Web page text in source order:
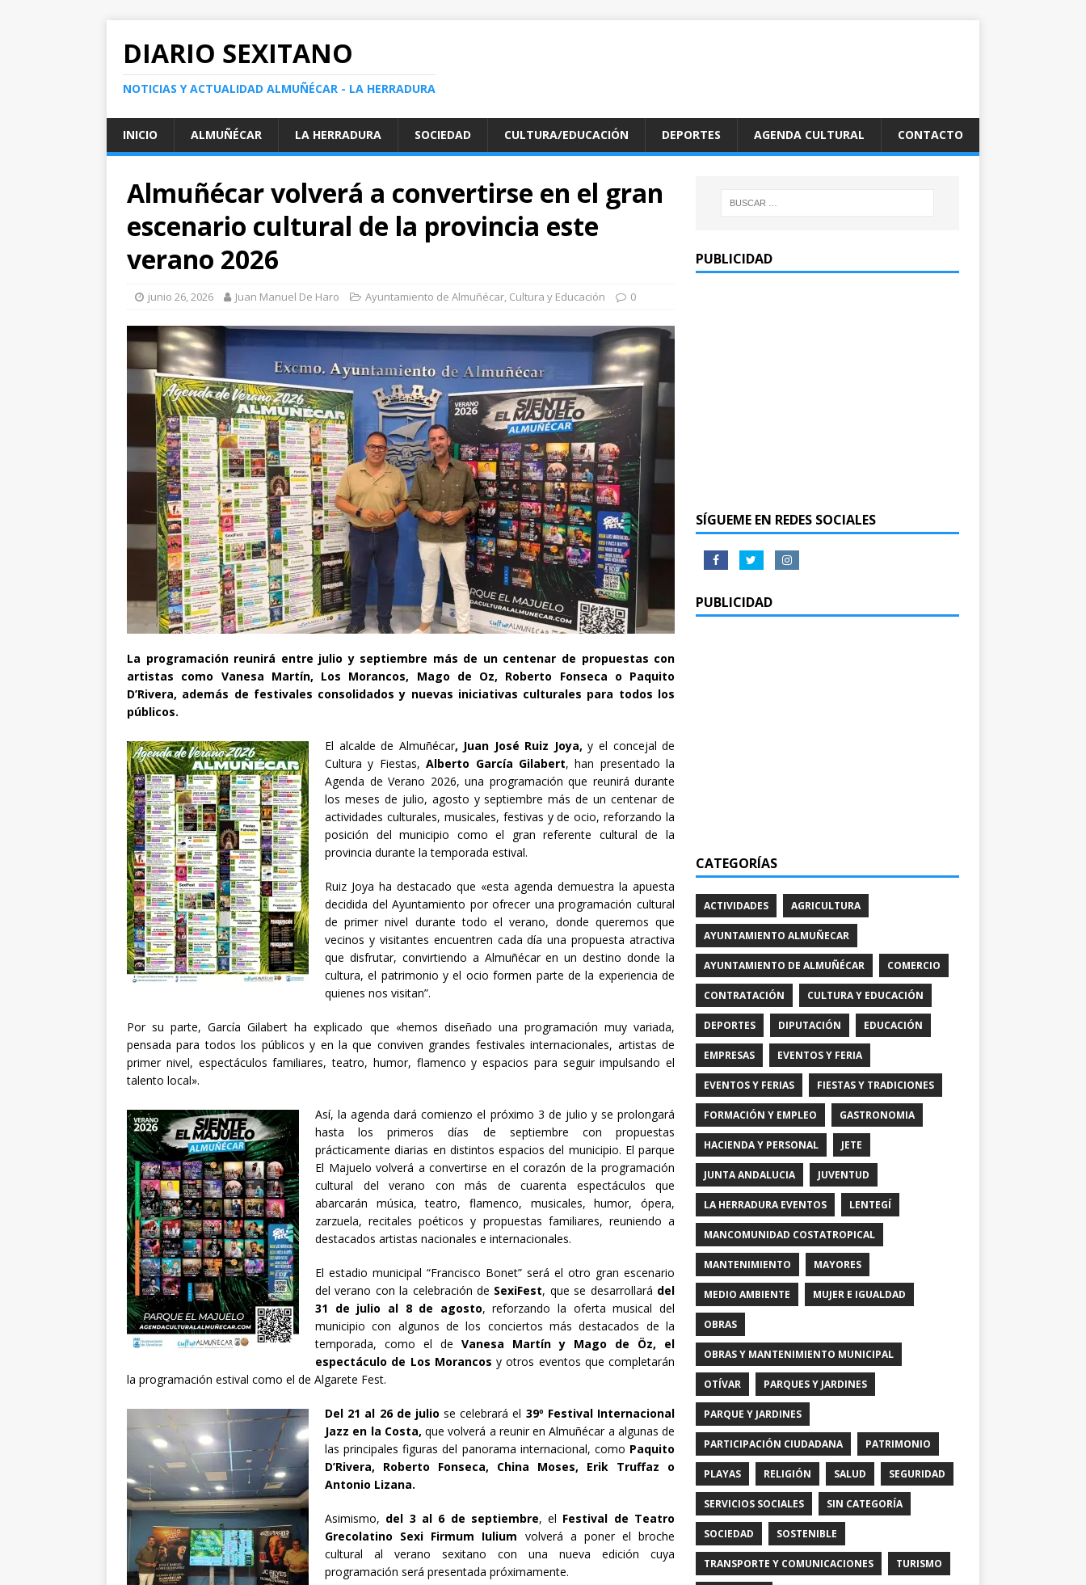
DIARIO SEXITANO
NOTICIAS Y ACTUALIDAD ALMUÑÉCAR - LA HERRADURA
INICIO ALMUÑÉCAR LA HERRADURA SOCIEDAD CULTURA/EDUCACIÓN DEPORTES AGENDA CULTURAL CONTACTO
Almuñécar volverá a convertirse en el gran
escenario cultural de la provincia este
verano 2026
junio 26, 2026 Juan Manuel De Haro Ayuntamiento de Almuñécar, Cultura y Educación 0
La programación reunirá entre julio y septiembre más de un centenar de propuestas con
artistas como Vanesa Martín, Los Morancos, Mago de Oz, Roberto Fonseca o Paquito
D’Rivera, además de festivales consolidados y nuevas iniciativas culturales para todos los
públicos.
El alcalde de Almuñécar, Juan José Ruiz Joya, y el concejal de
Cultura y Fiestas,Alberto García Gilabert, han presentado la
Agenda de Verano 2026, una programación que reunirá durante
los meses de julio, agosto y septiembre más de un centenar de
actividades culturales, musicales, festivas y de ocio, reforzando la
posición del municipio como el gran referente cultural de la
provincia durante la temporada estival.
Ruiz Joya ha destacado que «esta agenda demuestra la apuesta
decidida del Ayuntamiento por ofrecer una programación cultural
de primer nivel durante todo el verano, donde queremos que
vecinos y visitantes encuentren cada día una propuesta atractiva
que disfrutar, convirtiendo a Almuñécar en un destino donde la
cultura, el patrimonio y el ocio formen parte de la experiencia de
quienes nos visitan”.
Por su parte, García Gilabert ha explicado que «hemos diseñado una programación muy variada,
pensada para todos los públicos y en la que conviven grandes festivales internacionales, artistas de
primer nivel, espectáculos familiares, teatro, humor, flamenco y espacios para seguir impulsando el
talento local».
Así, la agenda dará comienzo el próximo 3 de julio y se prolongará
hasta los primeros días de septiembre con propuestas
prácticamente diarias en distintos espacios del municipio. El parque
El Majuelo volverá a convertirse en el corazón de la programación
cultural del verano con más de cuarenta espectáculos que
abarcarán música, teatro, flamenco, musicales, humor, ópera,
zarzuela, recitales poéticos y propuestas familiares, reuniendo a
destacados artistas nacionales e internacionales.
El estadio municipal “Francisco Bonet” será el otro gran escenario
del verano con la celebración de SexiFest, que se desarrollará del
31 de julio al 8 de agosto, reforzando la oferta musical del
municipio con algunos de los conciertos más destacados de la
temporada, como el deVanesa Martín y Mago de Öz, el
espectáculo de Los Morancos y otros eventos que completarán
la programación estival como el de Algarete Fest.
Del 21 al 26 de julio se celebrará el 39º Festival Internacional
Jazz en la Costa, que volverá a reunir en Almuñécar a algunas de
las principales figuras del panorama internacional, como Paquito
D’Rivera, Roberto Fonseca, China Moses, Erik Truffaz o
Antonio Lizana.
Asimismo, del 3 al 6 de septiembre, el Festival de Teatro
Grecolatino Sexi Firmum Iulium volverá a poner el broche
cultural al verano sexitano con una nueva edición cuya
programación será presentada próximamente.
PUBLICIDAD
SÍGUEME EN REDES SOCIALES
PUBLICIDAD
CATEGORÍAS
ACTIVIDADES AGRICULTURA
AYUNTAMIENTO ALMUÑECAR
AYUNTAMIENTO DE ALMUÑÉCAR COMERCIO
CONTRATACIÓN CULTURA Y EDUCACIÓN
DEPORTES DIPUTACIÓN EDUCACIÓN
EMPRESAS EVENTOS Y FERIA
EVENTOS Y FERIAS FIESTAS Y TRADICIONES
FORMACIÓN Y EMPLEO GASTRONOMIA
HACIENDA Y PERSONAL JETE
JUNTA ANDALUCIA JUVENTUD
LA HERRADURA EVENTOS LENTEGÍ
MANCOMUNIDAD COSTATROPICAL
MANTENIMIENTO MAYORES
MEDIO AMBIENTE MUJER E IGUALDAD
OBRAS
OBRAS Y MANTENIMIENTO MUNICIPAL
OTÍVAR PARQUES Y JARDINES
PARQUE Y JARDINES
PARTICIPACIÓN CIUDADANA PATRIMONIO
PLAYAS RELIGIÓN SALUD SEGURIDAD
SERVICIOS SOCIALES SIN CATEGORÍA
SOCIEDAD SOSTENIBLE
TRANSPORTE Y COMUNICACIONES TURISMO